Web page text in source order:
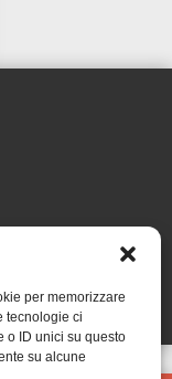
per memorizzare
tecnologie ci
o ID unici su questo
su alcune